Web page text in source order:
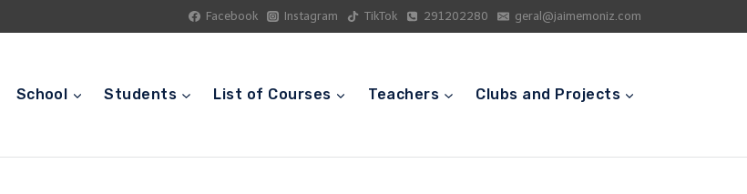
Facebook Instagram TikTok 291202280 geral@jaimemoniz.com
School Students List of Courses Teachers Clubs and Projects